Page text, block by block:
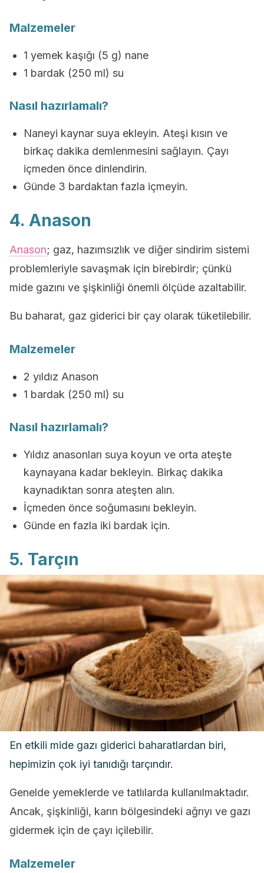
Malzemeler
1 yemek kaşığı (5 g) nane
1 bardak (250 ml) su
Nasıl hazırlamalı?
Naneyi kaynar suya ekleyin. Ateşi kısın ve
birkaç dakika demlenmesini sağlayın. Çayı
içmeden önce dinlendirin.
Günde 3 bardaktan fazla içmeyin.
4. Anason
Anason; gaz, hazımsızlık ve diğer sindirim sistemi
problemleriyle savaşmak için birebirdir; çünkü
mide gazını ve şişkinliği önemli ölçüde azaltabilir.
Bu baharat, gaz giderici bir çay olarak tüketilebilir.
Malzemeler
2 yıldız Anason
1 bardak (250 ml) su
Nasıl hazırlamalı?
Yıldız anasonları suya koyun ve orta ateşte
kaynayana kadar bekleyin. Birkaç dakika
kaynadıktan sonra ateşten alın.
İçmeden önce soğumasını bekleyin.
Günde en fazla iki bardak için.
5. Tarçın
En etkili mide gazı giderici baharatlardan biri,
hepimizin çok iyi tanıdığı tarçındır.
Genelde yemeklerde ve tatlılarda kullanılmaktadır.
Ancak, şişkinliği, karın bölgesindeki ağrıyı ve gazı
gidermek için de çayı içilebilir.
Malzemeler